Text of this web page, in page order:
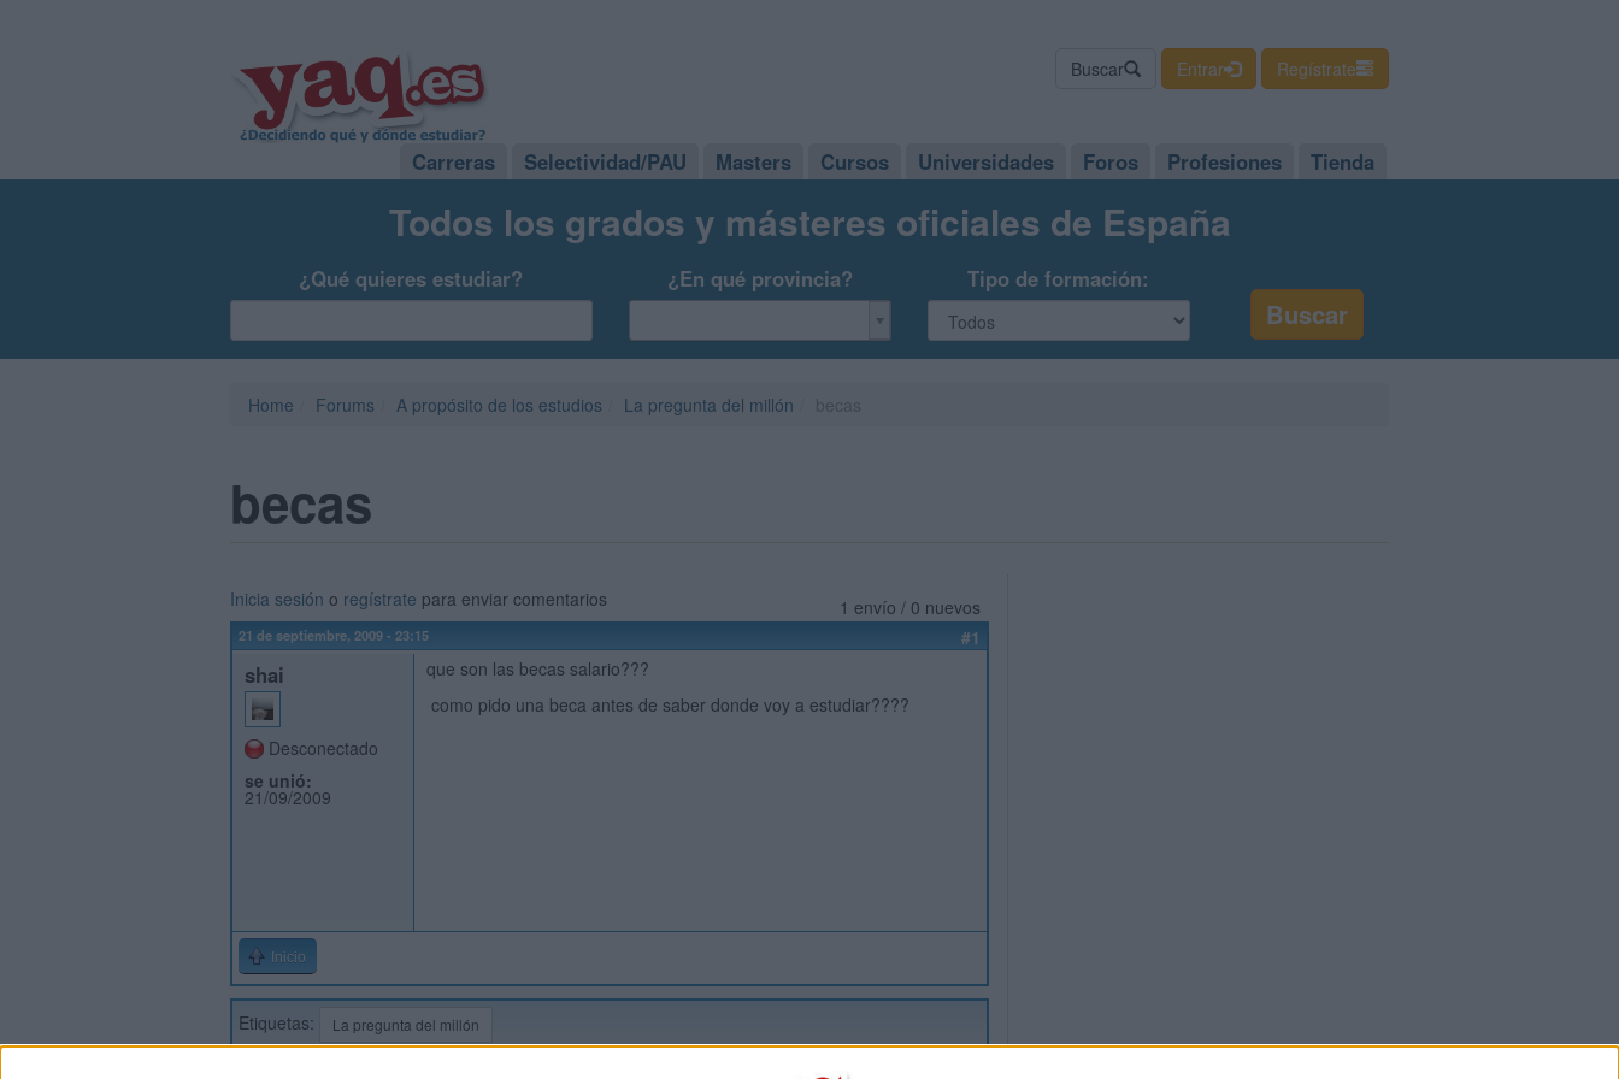
Buscar Entrar Regístrate
Carreras Selectividad/PAU Masters Cursos Universidades Foros Profesiones Tienda
Todos los grados y másteres oficiales de España
¿Qué quieres estudiar? ¿En qué provincia? Tipo de formación:
Home Forums A propósito de los estudios La pregunta del millón
becas
1 envío / 0 nuevos
Inicia sesión o regístrate para enviar comentarios
21 de septiembre, 2009 - 23:15 #1
shai
Desconectado
se unió:
21/09/2009
que son las becas salario???
como pido una beca antes de saber donde voy a estudiar????
Inicio
Etiquetas: La pregunta del millón